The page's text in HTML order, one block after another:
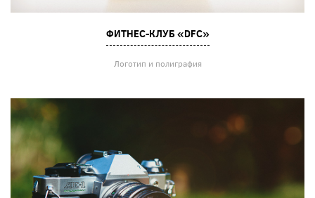
ФИТНЕС-КЛУБ «DFC»
Логотип и полиграфия